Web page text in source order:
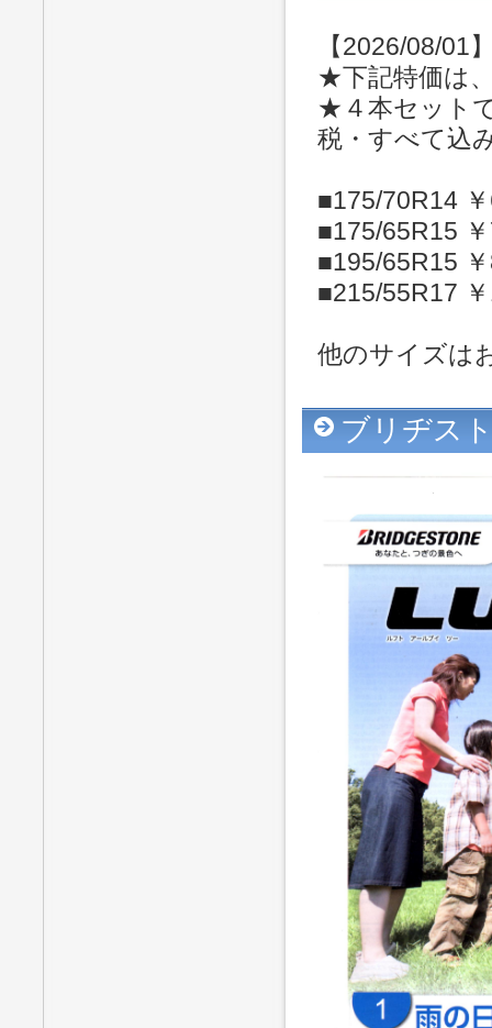
【2026/08/01
★下記特価は
★４本セット
税・すべて込
■175/70R14
■175/65R15
■195/65R15
■215/55R17
他のサイズは
ブリヂス